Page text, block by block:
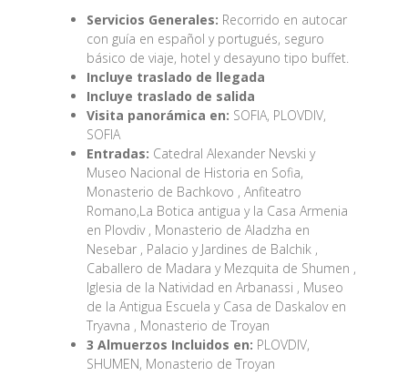
Servicios Generales: Recorrido en autocar
con guía en español y portugués, seguro
básico de viaje, hotel y desayuno tipo buffet.
Incluye traslado de llegada
Incluye traslado de salida
Visita panorámica en: SOFIA, PLOVDIV,
SOFIA
Entradas: Catedral Alexander Nevski y
Museo Nacional de Historia en Sofia,
Monasterio de Bachkovo , Anfiteatro
Romano,La Botica antigua y la Casa Armenia
en Plovdiv , Monasterio de Aladzha en
Nesebar , Palacio y Jardines de Balchik ,
Caballero de Madara y Mezquita de Shumen ,
Iglesia de la Natividad en Arbanassi , Museo
de la Antigua Escuela y Casa de Daskalov en
Tryavna , Monasterio de Troyan
3 Almuerzos Incluidos en: PLOVDIV,
SHUMEN, Monasterio de Troyan